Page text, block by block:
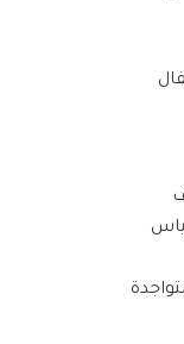
ملابس شتوية و 4600 بطانية أطفال